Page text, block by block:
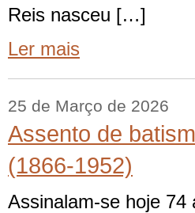
Reis nasceu […]
Ler mais
25 de Março de 2026
Assento de
(1866-1952)
Assinalam-se hoje 74